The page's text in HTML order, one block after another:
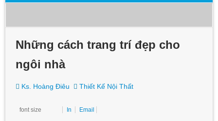
Những cách trang trí đẹp cho
ngôi nhà
Ks. Hoàng Điêu Thiết Kế Nội Thất
font size In Email